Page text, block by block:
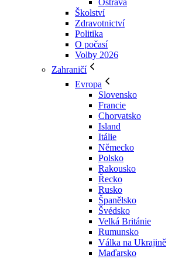
Ostrava
Školství
Zdravotnictví
Politika
O počasí
Volby 2026
Zahraničí
Evropa
Slovensko
Francie
Chorvatsko
Island
Itálie
Německo
Polsko
Rakousko
Řecko
Rusko
Španělsko
Švédsko
Velká Británie
Rumunsko
Válka na Ukrajině
Maďarsko